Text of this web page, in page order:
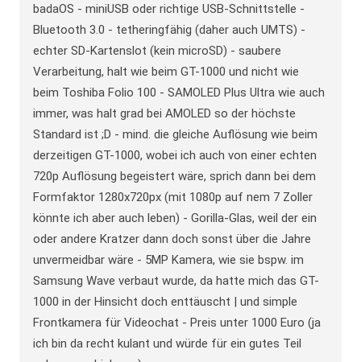
badaOS - miniUSB oder richtige USB-Schnittstelle -
Bluetooth 3.0 - tetheringfähig (daher auch UMTS) -
echter SD-Kartenslot (kein microSD) - saubere
Verarbeitung, halt wie beim GT-1000 und nicht wie
beim Toshiba Folio 100 - SAMOLED Plus Ultra wie auch
immer, was halt grad bei AMOLED so der höchste
Standard ist ;D - mind. die gleiche Auflösung wie beim
derzeitigen GT-1000, wobei ich auch von einer echten
720p Auflösung begeistert wäre, sprich dann bei dem
Formfaktor 1280x720px (mit 1080p auf nem 7 Zoller
könnte ich aber auch leben) - Gorilla-Glas, weil der ein
oder andere Kratzer dann doch sonst über die Jahre
unvermeidbar wäre - 5MP Kamera, wie sie bspw. im
Samsung Wave verbaut wurde, da hatte mich das GT-
1000 in der Hinsicht doch enttäuscht | und simple
Frontkamera für Videochat - Preis unter 1000 Euro (ja
ich bin da recht kulant und würde für ein gutes Teil